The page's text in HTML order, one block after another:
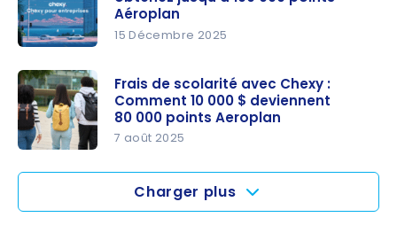
jusqu’à
7 000
points
bonis
petite
entreprise :
obtenez
jusqu’à
100 000
Aéroplan
Aéroplan
15 Décembre 2025
scolarité
avec
Frais de scolarité avec Chexy :
Comment 10 000 $ deviennent
80 000 points Aeroplan
7 août 2025
Charger plus